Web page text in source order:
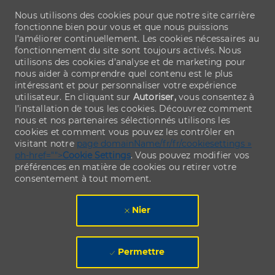
Nous utilisons des cookies pour que notre site carrière
fonctionne bien pour vous et que nous puissions
l’améliorer continuellement. Les cookies nécessaires au
fonctionnement du site sont toujours activés. Nous
utilisons des cookies d’analyse et de marketing pour
nous aider à comprendre quel contenu est le plus
intéressant et pour personnaliser votre expérience
utilisateur. En cliquant sur Autoriser,vous consentez à
l’installation de tous les cookies. Découvrez comment
nous et nos partenaires sélectionnés utilisons les
cookies et comment vous pouvez les contrôler en
visitant notre page domainName/fr/fr/cookiesettings »
ph-href="">Cookie Settings. Vous pouvez modifier vos
préférences en matière de cookies ou retirer votre
consentement à tout moment.
Nier
Permettre